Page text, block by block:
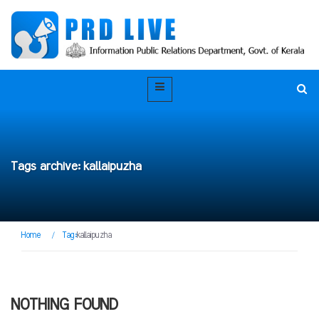
Tags archive: kallaipuzha
Home / Tag:kallaipuzha
NOTHING FOUND